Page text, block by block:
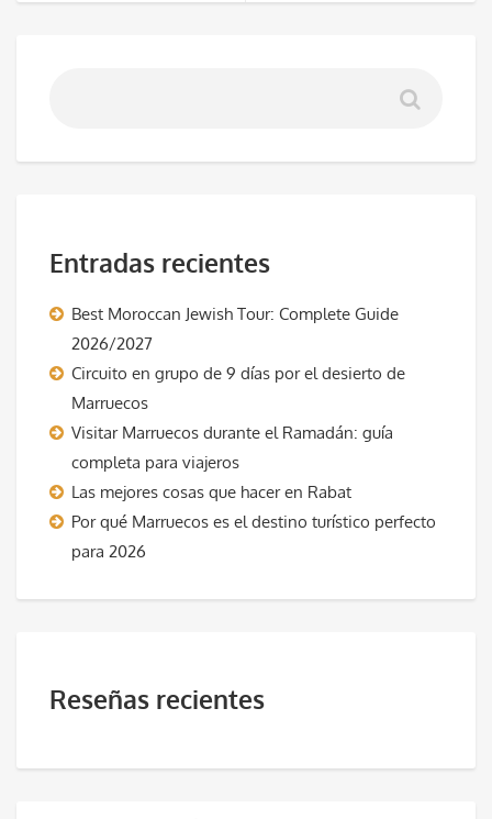
Entradas recientes
Best Moroccan Jewish Tour: Complete Guide
2026/2027
Circuito en grupo de 9 días por el desierto de
Marruecos
Visitar Marruecos durante el Ramadán: guía
completa para viajeros
Las mejores cosas que hacer en Rabat
Por qué Marruecos es el destino turístico perfecto
para 2026
Reseñas recientes